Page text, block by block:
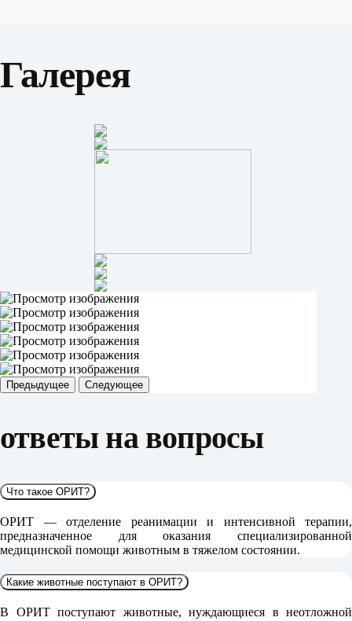
Галерея
Предыдущее Следующее
ответы на вопросы
Что такое ОРИТ?
ОРИТ — отделение реанимации и интенсивной терапии,
предназначенное для оказания специализированной
медицинской помощи животным в тяжелом состоянии.
Какие животные поступают в ОРИТ?
В ОРИТ поступают животные, нуждающиеся в неотложной